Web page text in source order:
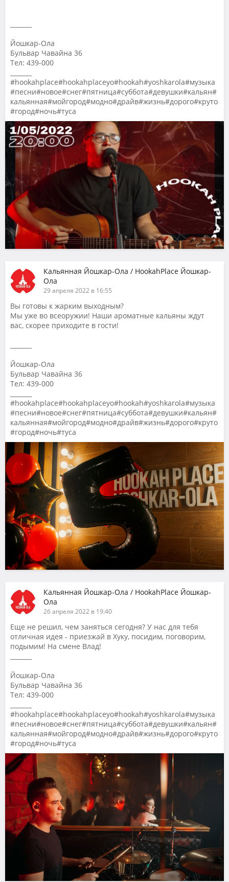
Йошкар-Ола
Бульвар Чавайна 36
Тел: 439-000
#hookahplace#hookahplaceyo#hookah#yoshkarola#музыка
#песни#новое#снег#пятница#суббота#девушки#кальян#
кальянная#мойгород#модно#драйв#жизнь#дорого#круто
#город#ночь#туса
Кальянная Йошкар-Ола / HookahPlace Йошкар-
Ола
29 апреля 2022 в 16:55
Вы готовы к жарким выходным?
Мы уже во всеоружии! Наши ароматные кальяны ждут
вас, скорее приходите в гости!
Йошкар-Ола
Бульвар Чавайна 36
Тел: 439-000
#hookahplace#hookahplaceyo#hookah#yoshkarola#музыка
#песни#новое#снег#пятница#суббота#девушки#кальян#
кальянная#мойгород#модно#драйв#жизнь#дорого#круто
#город#ночь#туса
Кальянная Йошкар-Ола / HookahPlace Йошкар-
Ола
26 апреля 2022 в 19:40
Еще не решил, чем заняться сегодня? У нас для тебя
отличная идея - приезжай в Хуку, посидим, поговорим,
подымим! На смене Влад!
Йошкар-Ола
Бульвар Чавайна 36
Тел: 439-000
#hookahplace#hookahplaceyo#hookah#yoshkarola#музыка
#песни#новое#снег#пятница#суббота#девушки#кальян#
кальянная#мойгород#модно#драйв#жизнь#дорого#круто
#город#ночь#туса